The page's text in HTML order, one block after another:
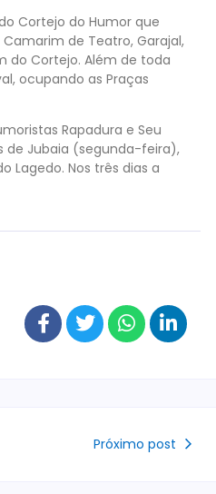
Cortejo do Humor que
de Teatro, Garajal,
do Cortejo. Além de toda
ocupando as Praças
Rapadura e Seu
de Jubaia (segunda-feira),
Lagedo. Nos três dias a
Próximo post